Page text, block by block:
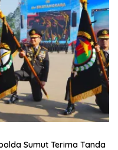
Sumut Terima Tanda